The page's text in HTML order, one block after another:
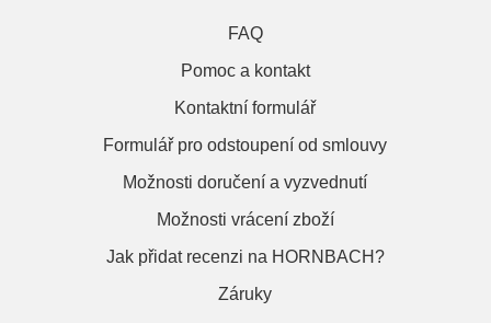
FAQ
Pomoc a kontakt
Kontaktní formulář
Formulář pro odstoupení od smlouvy
Možnosti doručení a vyzvednutí
Možnosti vrácení zboží
Jak přidat recenzi na HORNBACH?
Záruky